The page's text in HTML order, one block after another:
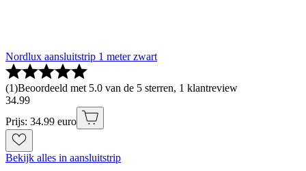
Nordlux aansluitstrip 1 meter zwart
(1)Beoordeeld met 5.0 van de 5 sterren, 1 klantreview
34.99
Prijs: 34.99 euro
Bekijk alles in aansluitstrip